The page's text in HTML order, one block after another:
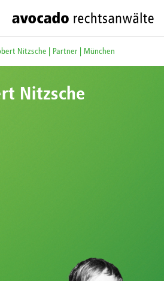
Nitzsche | Partner | München
Nitzsche